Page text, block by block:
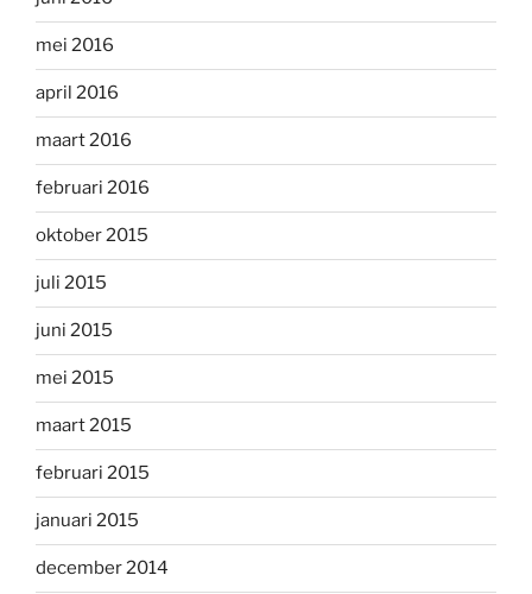
mei 2016
april 2016
maart 2016
februari 2016
oktober 2015
juli 2015
juni 2015
mei 2015
maart 2015
februari 2015
januari 2015
december 2014